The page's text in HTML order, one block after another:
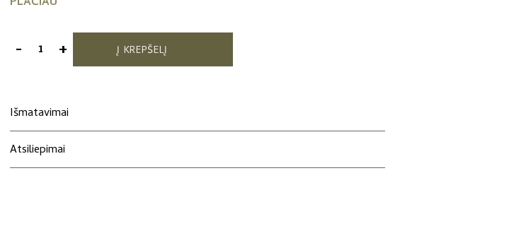
-produkto
"Spalvos"
„Story
by
+ Į KREPŠELĮ
Išmatavimai
Atsiliepimai